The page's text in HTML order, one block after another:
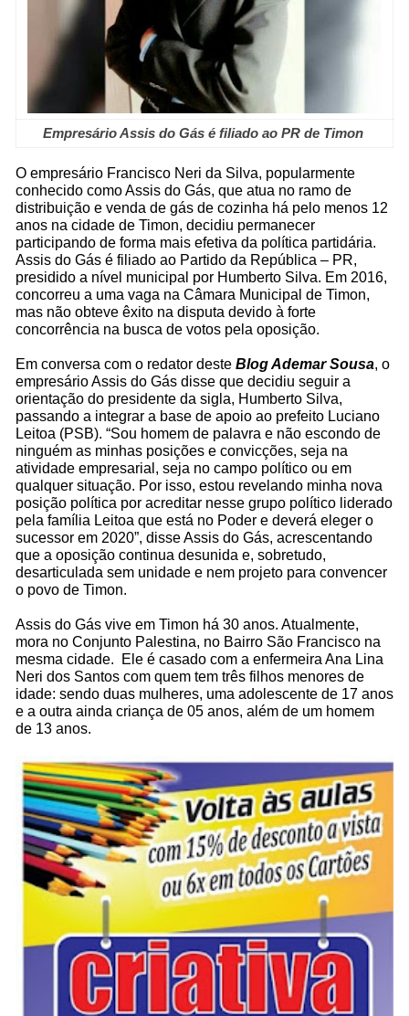
Empresário Assis do Gás é filiado ao PR de Timon
O empresário Francisco Neri da Silva, popularmente
conhecido como Assis do Gás, que atua no ramo de
distribuição e venda de gás de cozinha há pelo menos 12
anos na cidade de Timon, decidiu permanecer
participando de forma mais efetiva da política partidária.
Assis do Gás é filiado ao Partido da República – PR,
presidido a nível municipal por Humberto Silva. Em 2016,
concorreu a uma vaga na Câmara Municipal de Timon,
mas não obteve êxito na disputa devido à forte
concorrência na busca de votos pela oposição.
Em conversa com o redator deste Blog Ademar Sousa, o
empresário Assis do Gás disse que decidiu seguir a
orientação do presidente da sigla, Humberto Silva,
passando a integrar a base de apoio ao prefeito Luciano
Leitoa (PSB). “Sou homem de palavra e não escondo de
ninguém as minhas posições e convicções, seja na
atividade empresarial, seja no campo político ou em
qualquer situação. Por isso, estou revelando minha nova
posição política por acreditar nesse grupo político liderado
pela família Leitoa que está no Poder e deverá eleger o
sucessor em 2020”, disse Assis do Gás, acrescentando
que a oposição continua desunida e, sobretudo,
desarticulada sem unidade e nem projeto para convencer
o povo de Timon.
Assis do Gás vive em Timon há 30 anos. Atualmente,
mora no Conjunto Palestina, no Bairro São Francisco na
mesma cidade.
Ele é casado com a enfermeira Ana Lina
Neri dos Santos com quem tem três filhos menores de
idade: sendo duas mulheres, uma adolescente de 17 anos
e a outra ainda criança de 05 anos, além de um homem
de 13 anos.